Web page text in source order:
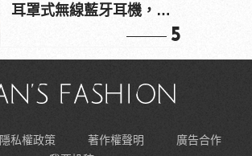
耳罩式無線藍牙耳機，在
5
隱私權政策 著作權聲明
廣告合作